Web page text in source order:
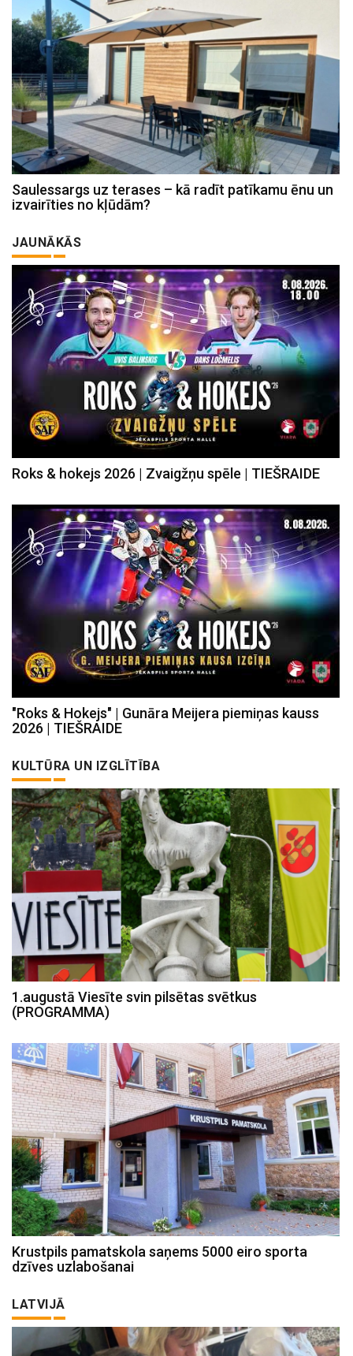
Saulessargs uz terases – kā radīt patīkamu ēnu un
izvairīties no kļūdām?
JAUNĀKĀS
Roks & hokejs 2026 | Zvaigžņu spēle | TIEŠRAIDE
"Roks & Hokejs" | Gunāra Meijera piemiņas kauss
2026 | TIEŠRAIDE
KULTŪRA UN IZGLĪTĪBA
1.augustā Viesīte svin pilsētas svētkus
(PROGRAMMA)
Krustpils pamatskola saņems 5000 eiro sporta
dzīves uzlabošanai
LATVIJĀ